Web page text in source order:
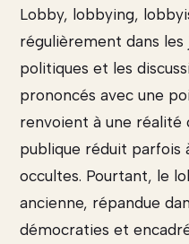
Lobby, lobbying,
régulièrement dans les
politiques et les
prononcés avec une
renvoient à une réalité
publique réduit parfois
occultes. Pourtant, le
ancienne, répandue
démocraties et